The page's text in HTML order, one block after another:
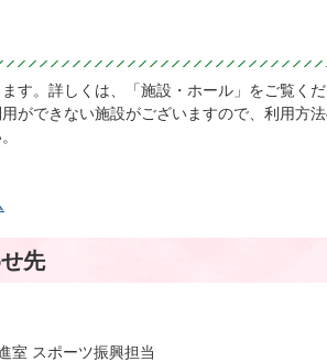
す。詳しくは、「施設・ホール」をご覧く
ができない施設がございますので、利用方
先
室 スポーツ振興担当